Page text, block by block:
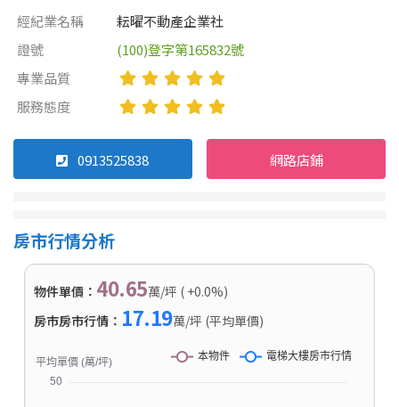
經紀業名稱
耘曜不動產企業社
證號
(100)登字第165832號
專業品質
服務態度
0913525838 網路店鋪
房市行情分析
物件單價： 40.65萬/坪 ( +0.0%)
房市房市行情： 17.19萬/坪 (平均單價)